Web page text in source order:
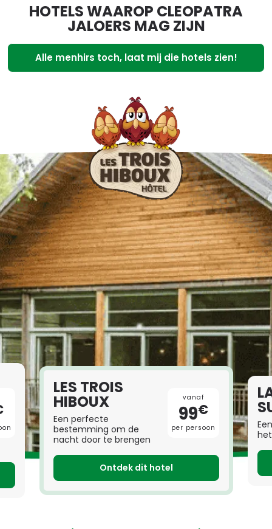
HOTELS WAAROP CLEOPATRA
JALOERS MAG ZIJN
Alle menhirs toch, laat mij die hotels zien!
LES TROIS
HIBOUX
Een perfecte
bestemming om de
nacht door te brengen
vanaf
99€
per persoon
Ontdek dit hotel